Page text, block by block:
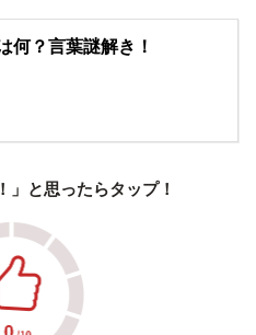
何？言葉謎解き！
」と思ったらタップ！